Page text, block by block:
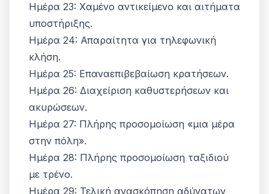
Ημέρα 23: Χαμένο αντικείμενο και αιτήματα
υποστήριξης.
Ημέρα 24: Απαραίτητα για τηλεφωνική
κλήση.
Ημέρα 25: Επαναεπιβεβαίωση κρατήσεων.
Ημέρα 26: Διαχείριση καθυστερήσεων και
ακυρώσεων.
Ημέρα 27: Πλήρης προσομοίωση «μια μέρα
στην πόλη».
Ημέρα 28: Πλήρης προσομοίωση ταξιδιού
με τρένο.
Ημέρα 29: Τελική ανασκόπηση αδύνατων